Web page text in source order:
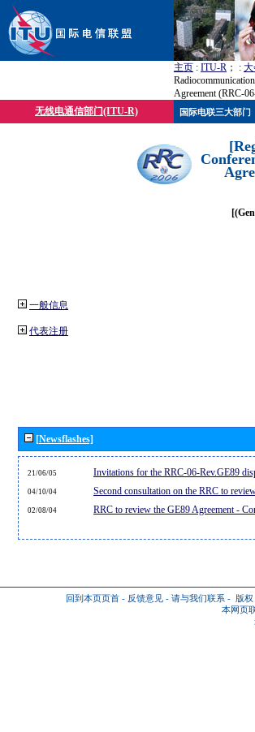
主页 : ITU-R ； : 大
Agreement (RRC-
无线电通信部门(ITU-R)
一般信息
代表注册
[Newsflashes]
21/06/05 Invitations for the RRC-06-Rev.GE89
04/10/04 Second consultation on the RRC to
02/08/04 RRC to review the GE89 Agreement -
回到本页页首 - 反馈意见 - 请与我们联系 - 版
本网页
国际电联三大部门